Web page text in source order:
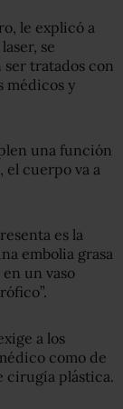
le explicó a
se
tratados con
médicos y
una función
el cuerpo va a
es la
embolia grasa
un vaso
a los
como de
cirugía plástica.